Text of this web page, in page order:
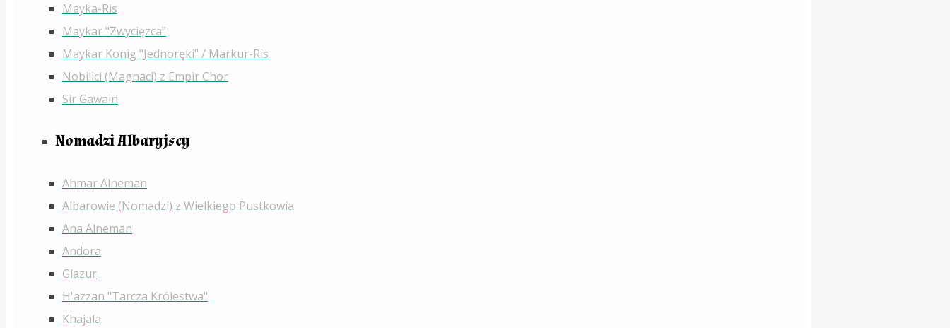
Mayka-Ris
Maykar "Zwycięzca"
Maykar Konig "Jednoręki" / Markur-Ris
Nobilici (Magnaci) z Empir Chor
Sir Gawain
Nomadzi Albaryjscy
Ahmar Alneman
Albarowie (Nomadzi) z Wielkiego Pustkowia
Ana Alneman
Andora
Glazur
H'azzan "Tarcza Królestwa"
Khajala